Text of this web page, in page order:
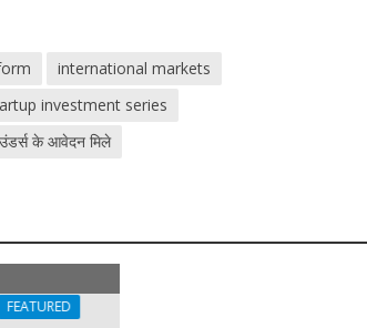
international markets
investment series
के आवेदन मिले
FEATURED